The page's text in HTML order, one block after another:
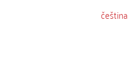
čeština